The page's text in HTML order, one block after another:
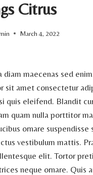
Citrus
March 4, 2022
diam maecenas sed
sit amet consectetur
quis eleifend. Blandit
quam nulla porttitor
ornare
vestibulum mattis.
elit. Tortor
neque ornare.